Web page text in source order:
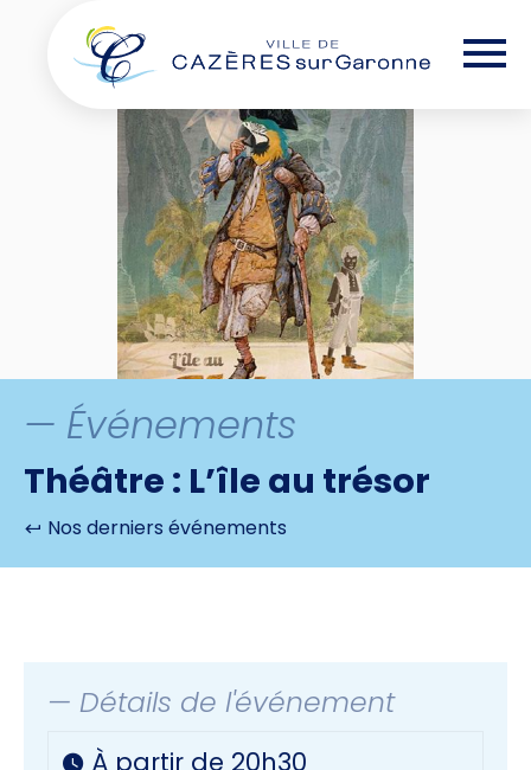
— Événements
Théâtre : L’île au trésor
Nos derniers événements
— Détails de l'événement
À partir de 20h30